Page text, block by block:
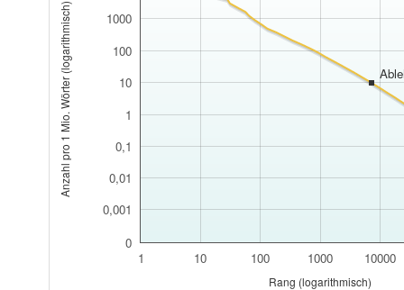
1 10 100 1000 10000
0
1
10
100
1000
0,001
0,01
0,1
Rang (logarithmisch)
Anzahl pro 1 Mio. Wörter (logarithmisch)